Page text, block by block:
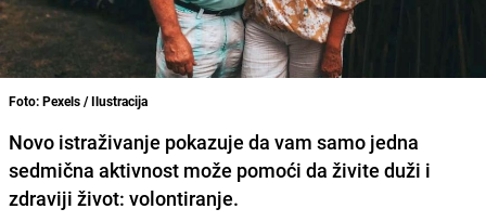
Foto: Pexels / Ilustracija
Novo istraživanje pokazuje da vam samo jedna
sedmična aktivnost može pomoći da živite duži i
zdraviji život: volontiranje.